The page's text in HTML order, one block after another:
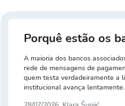
Porquê estão os
A maioria dos bancos
rede de mensagens de
quem testa verdadeiramente a
institucional avança lentamente.